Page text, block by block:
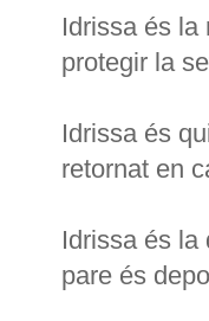
Idrissa és la
protegir la
Idrissa és
retornat en
Idrissa és la
pare és